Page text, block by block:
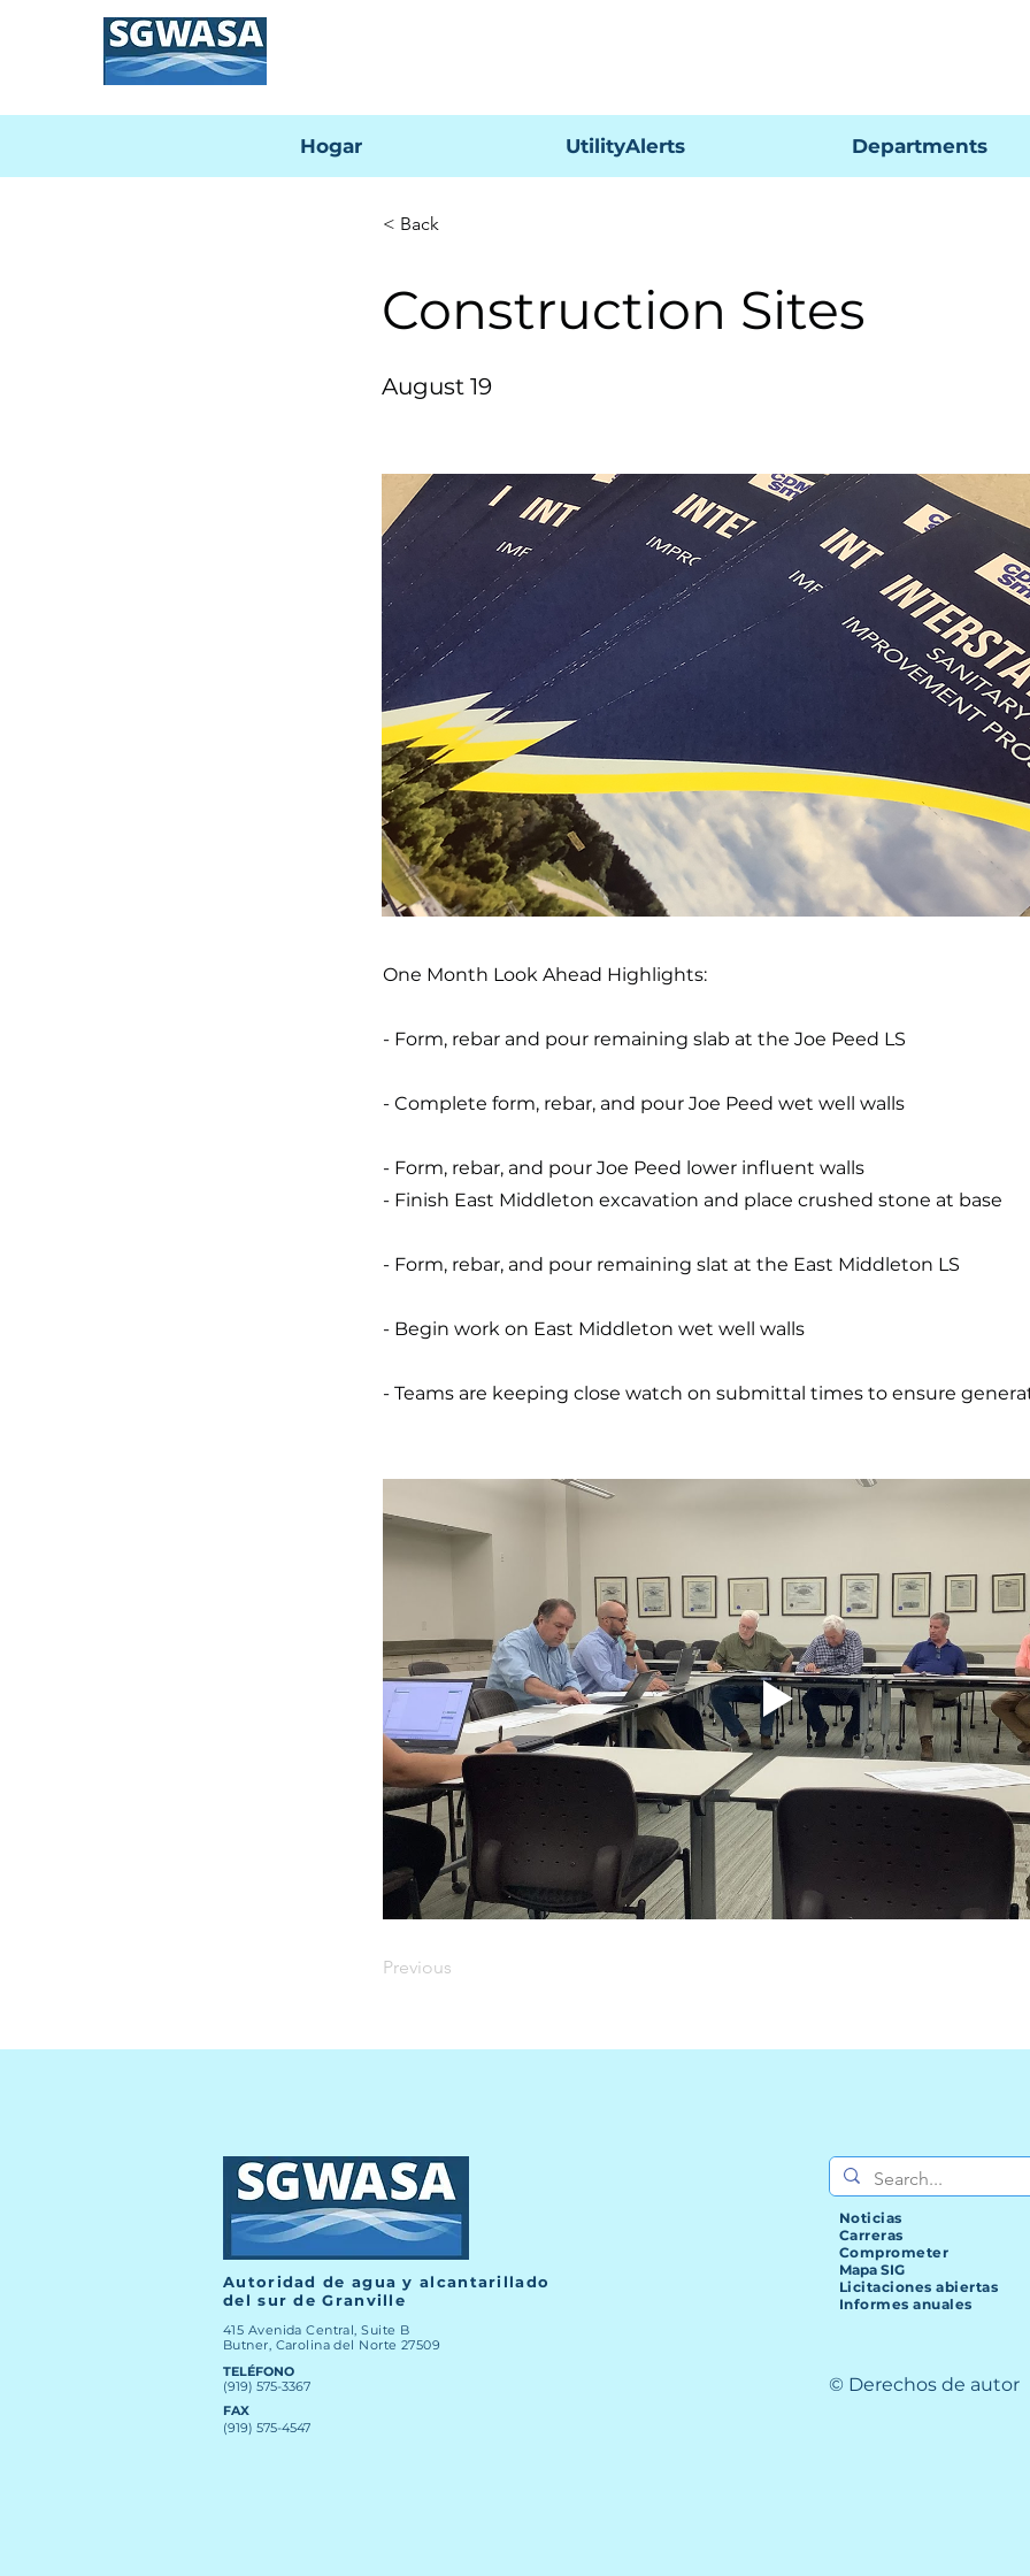
Hogar UtilityAlerts Departments
< Back
Construction Sites
August 19
One Month Look Ahead Highlights:
- Form, rebar and pour remaining slab at the Joe Peed LS
- Complete form, rebar, and pour Joe Peed wet well walls
- Form, rebar, and pour Joe Peed lower influent walls
- Finish East Middleton excavation and place crushed stone at base
- Form, rebar, and pour remaining slat at the East Middleton LS
- Begin work on East Middleton wet well walls
- Teams are keeping close watch on submittal times to ensure
Previous
Autoridad de agua y alcantarillado
del sur de Granville
415 Avenida Central, Suite B
Butner, Carolina del Norte 27509
TELÉFONO
(919) 575-3367
FAX
(919) 575-4547
Noticias
Carreras
Comprometer
Mapa SIG
Licitaciones abiertas
Informes anuales
© Derechos de autor